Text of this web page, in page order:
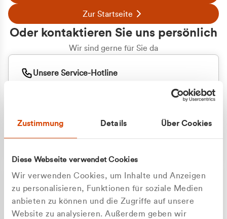
Zustimmung Details Über Cookies
Diese Webseite verwendet Cookies
Wir verwenden Cookies, um Inhalte und Anzeigen
zu personalisieren, Funktionen für soziale Medien
anbieten zu können und die Zugriffe auf unsere
Website zu analysieren. Außerdem geben wir
Zur Startseite
Oder kontaktieren Sie uns persönlich
Wir sind gerne für Sie da
Unsere Service-Hotline
+49 177 8376058